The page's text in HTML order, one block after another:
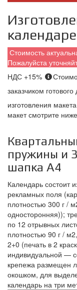
Стоимость
Пожалуйста
НДС +15%
заказчиком
изготовления
макет смотрите
пружины и
шапка А4
Календарь состоит
рекламных поля
плотностью 300 г /
односторонняя));
по 12 отрывных
плотностью 90 г /
2+0 (печать в 2
индивидуальной —
крепежа размещен
окошком, для
календарь на три